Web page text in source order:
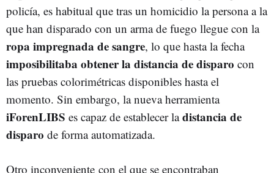
policía, es habitual que tras un homicidio la persona a la
que han disparado con un arma de fuego llegue con la
ropa impregnada de sangre, lo que hasta la fecha
imposibilitaba obtener la distancia de disparo con
las pruebas colorimétricas disponibles hasta el
momento. Sin embargo, la nueva herramienta
iForenLIBS es capaz de establecer ladistancia de
disparo de forma automatizada.
Otro inconveniente con el que se encontraban